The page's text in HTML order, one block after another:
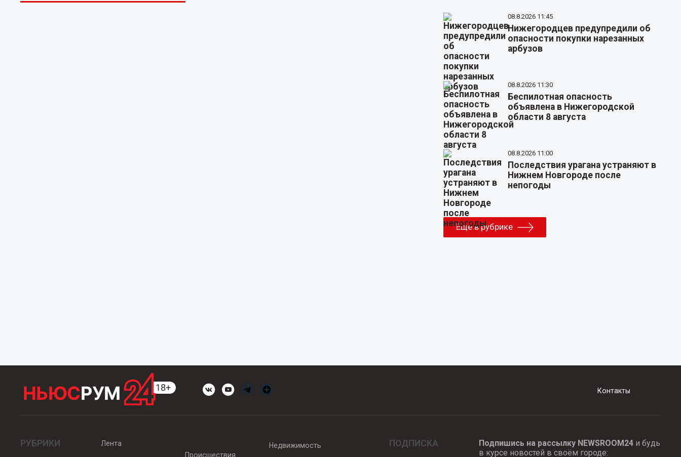
08.8.2026 11:45
Нижегородцев предупредили об
опасности покупки нарезанных
арбузов
08.8.2026 11:30
Беспилотная опасность
объявлена в Нижегородской
области 8 августа
08.8.2026 11:00
Последствия урагана устраняют в
Нижнем Новгороде после
непогоды
Еще в рубрике
Контакты
РУБРИКИ
Лента
Происшествия
Недвижимость ПОДПИСКА Подпишись на рассылку NEWSROOM24и будь
в курсе новостей в своём городе: